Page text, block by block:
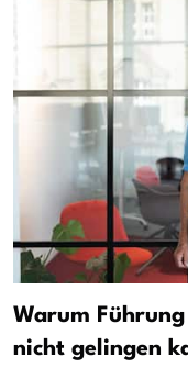
Warum
nicht gelingen